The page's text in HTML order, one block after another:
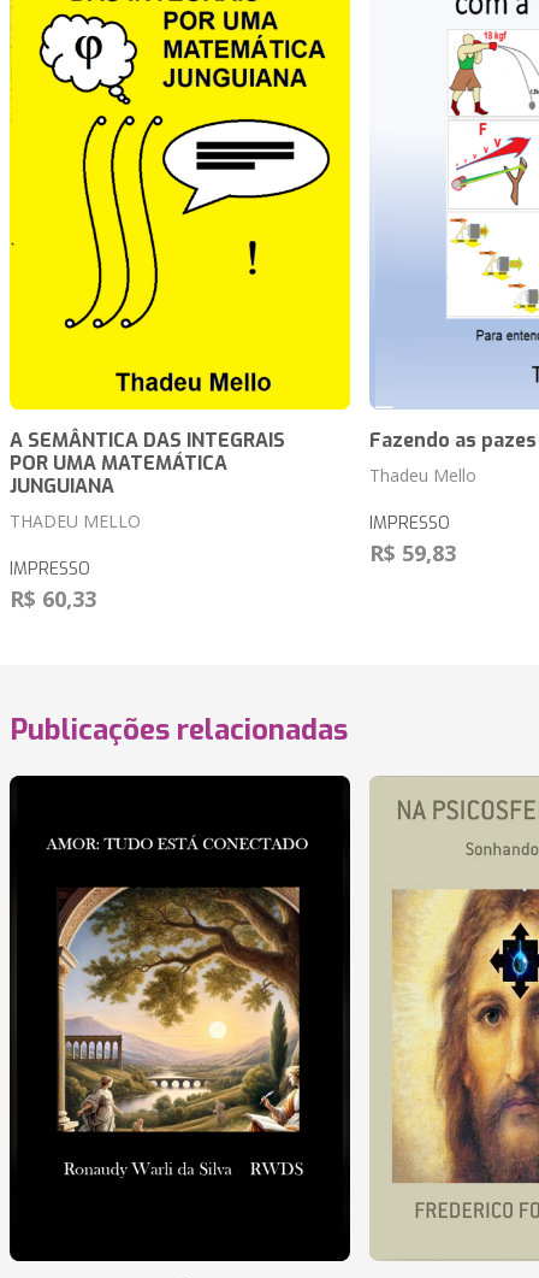
A SEMÂNTICA DAS INTEGRAIS
POR UMA MATEMÁTICA
JUNGUIANA
THADEU MELLO
IMPRESSO
R$ 60,33
Fazendo as
Thadeu Mello
IMPRESSO
R$ 59,83
Publicações relacionadas